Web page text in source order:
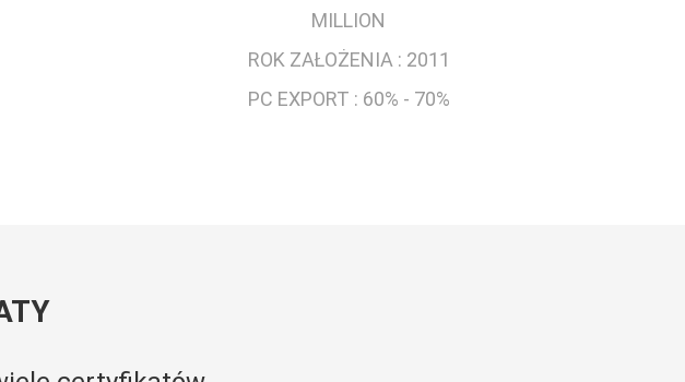
MILLION
ROK ZAŁOŻENIA : 2011
PC EXPORT : 60% - 70%